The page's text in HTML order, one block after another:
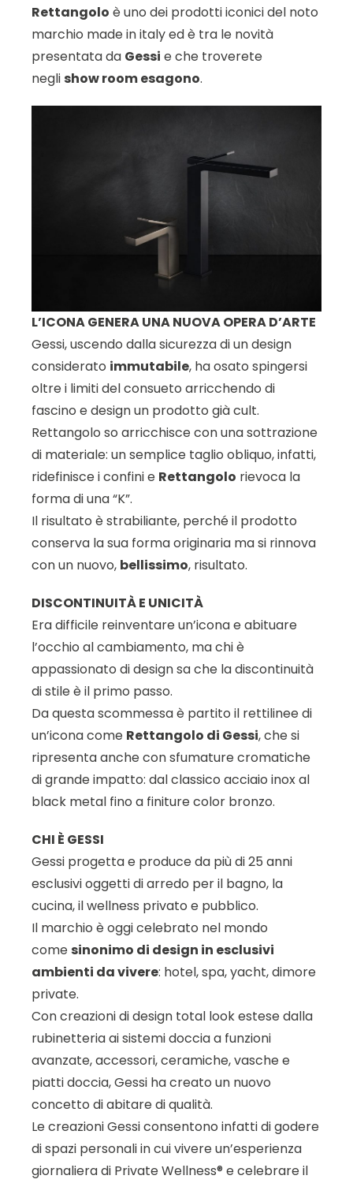
Rettangolo è uno dei prodotti iconici del noto
marchio made in italy ed è tra le novità
presentata da Gessi e che troverete
negli show room esagono.
L’ICONA GENERA UNA NUOVA OPERA D’ARTE
Gessi, uscendo dalla sicurezza di un design
considerato immutabile, ha osato spingersi
oltre i limiti del consueto arricchendo di
fascino e design un prodotto già cult.
Rettangolo so arricchisce con una sottrazione
di materiale: un semplice taglio obliquo, infatti,
ridefinisce i confini e Rettangolo rievoca la
forma di una “K”.
Il risultato è strabiliante, perché il prodotto
conserva la sua forma originaria ma si rinnova
con un nuovo, bellissimo, risultato.
DISCONTINUITÀ E UNICITÀ
Era difficile reinventare un’icona e abituare
l’occhio al cambiamento, ma chi è
appassionato di design sa che la discontinuità
di stile è il primo passo.
Da questa scommessa è partito il rettilinee di
un’icona come Rettangolo di Gessi, che si
ripresenta anche con sfumature cromatiche
di grande impatto: dal classico acciaio inox al
black metal fino a finiture color bronzo.
CHI È GESSI
Gessi progetta e produce da più di 25 anni
esclusivi oggetti di arredo per il bagno, la
cucina, il wellness privato e pubblico.
Il marchio è oggi celebrato nel mondo
come sinonimo di design in esclusivi
ambienti da vivere: hotel, spa, yacht, dimore
private.
Con creazioni di design total look estese dalla
rubinetteria ai sistemi doccia a funzioni
avanzate, accessori, ceramiche, vasche e
piatti doccia, Gessi ha creato un nuovo
concetto di abitare di qualità.
Le creazioni Gessi consentono infatti di godere
di spazi personali in cui vivere un’esperienza
giornaliera di Private Wellness® e celebrare il